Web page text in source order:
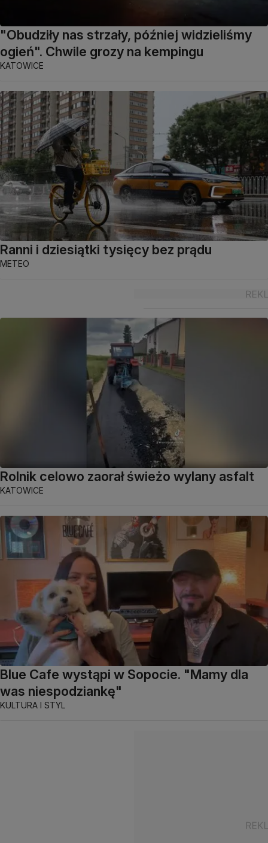
"Obudziły nas strzały, później widzieliśmy
ogień". Chwile grozy na kempingu
KATOWICE
Ranni i dziesiątki tysięcy bez prądu
METEO
Rolnik celowo zaorał świeżo wylany asfalt
KATOWICE
Blue Cafe wystąpi w Sopocie. "Mamy dla
was niespodziankę"
KULTURA I STYL